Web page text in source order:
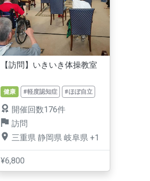
【訪問】いきいき体操教室
健康 #軽度認知症 #ほぼ自立
開催回数176件
訪問
三重県 静岡県 岐阜県 +1
¥6,800